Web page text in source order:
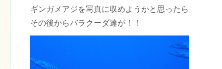
ギンガメアジを写真に収めようかと思ったら
その後からバラクーダ達が！！